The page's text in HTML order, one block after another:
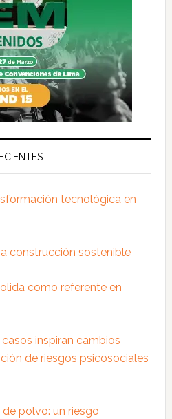
tecnológica en
construcción sostenible
como referente en
inspiran cambios
de riesgos psicosociales
polvo: un riesgo